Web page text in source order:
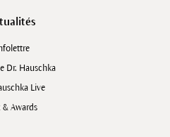
Dr. Hauschka
Live
& Awards